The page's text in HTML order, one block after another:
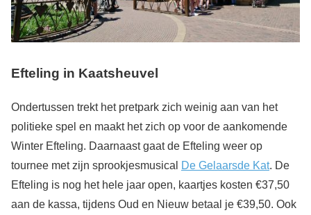
Efteling in Kaatsheuvel
Ondertussen trekt het pretpark zich weinig aan van het
politieke spel en maakt het zich op voor de aankomende
Winter Efteling. Daarnaast gaat de Efteling weer op
tournee met zijn sprookjesmusical
De Gelaarsde Kat. De
Efteling is nog het hele jaar open, kaartjes kosten €37,50
aan de kassa, tijdens Oud en Nieuw betaal je €39,50. Ook